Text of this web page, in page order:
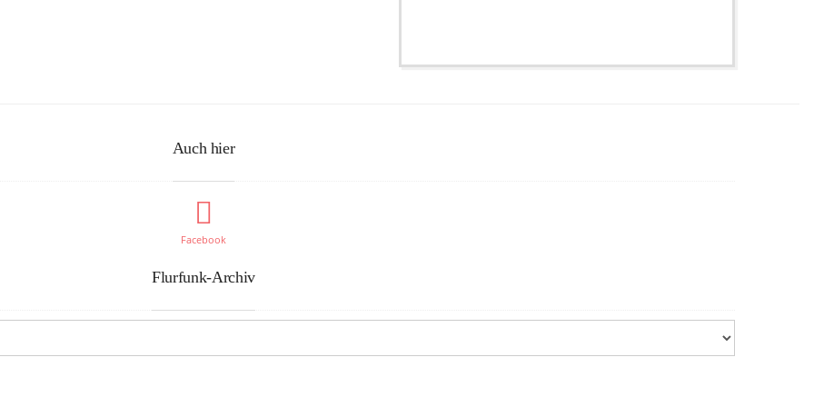
Auch hier
Facebook
Flurfunk-Archiv